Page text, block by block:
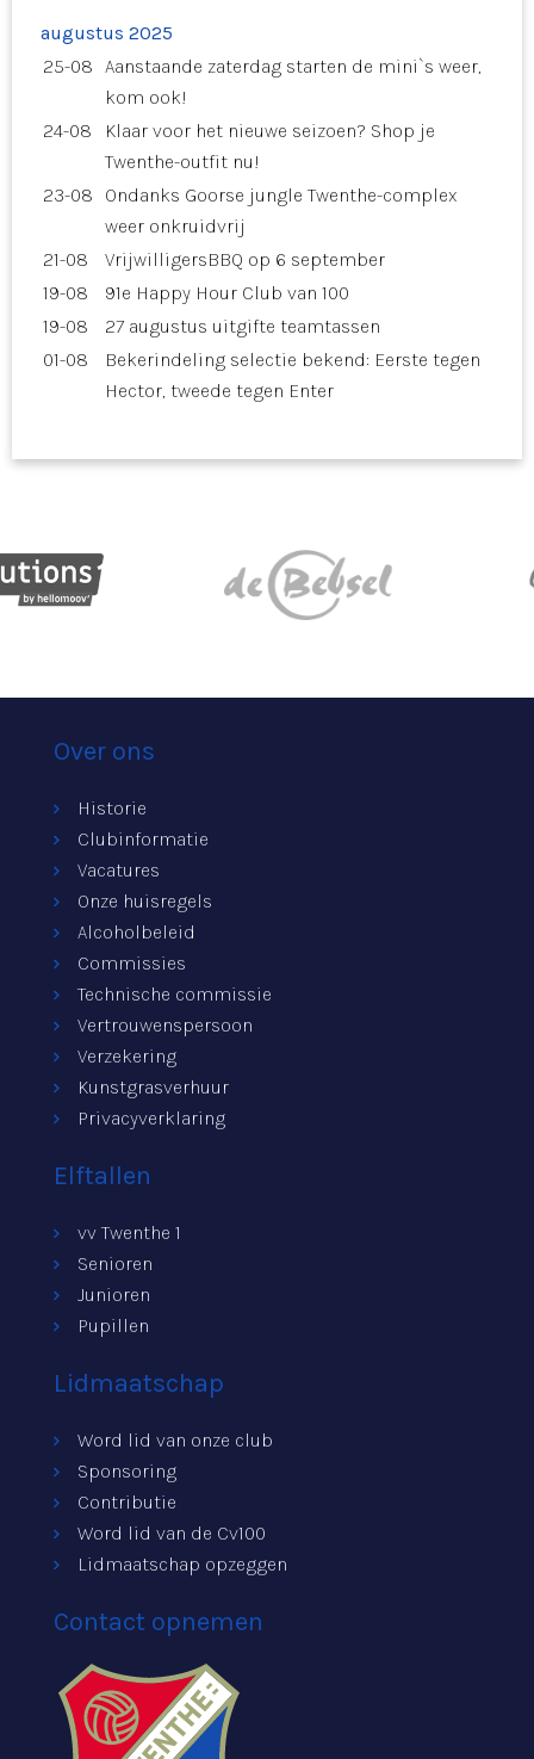
augustus 2025
25-08 Aanstaande zaterdag starten de mini`s weer,
kom ook!
24-08
Klaar voor het nieuwe seizoen? Shop je
Twenthe-outfit nu!
23-08
Ondanks Goorse jungle Twenthe-complex
weer onkruidvrij
21-08
VrijwilligersBBQ op 6 september
19-08
91e Happy Hour Club van 100
19-08
27 augustus uitgifte teamtassen
01-08
Bekerindeling selectie bekend: Eerste tegen
Hector, tweede tegen Enter
Over ons
Historie
Clubinformatie
Vacatures
Onze huisregels
Alcoholbeleid
Commissies
Technische commissie
Vertrouwenspersoon
Verzekering
Kunstgrasverhuur
Privacyverklaring
Elftallen
vv Twenthe 1
Senioren
Junioren
Pupillen
Lidmaatschap
Word lid van onze club
Sponsoring
Contributie
Word lid van de Cv100
Lidmaatschap opzeggen
Contact opnemen